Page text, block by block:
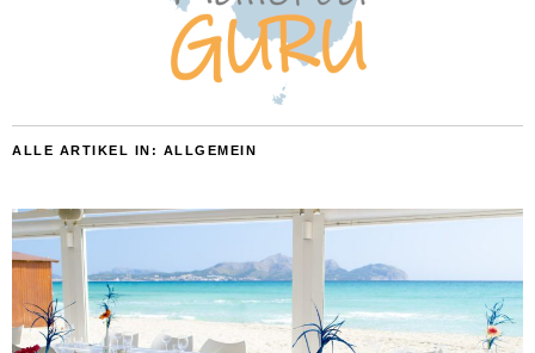
ALLE ARTIKEL IN: ALLGEMEIN